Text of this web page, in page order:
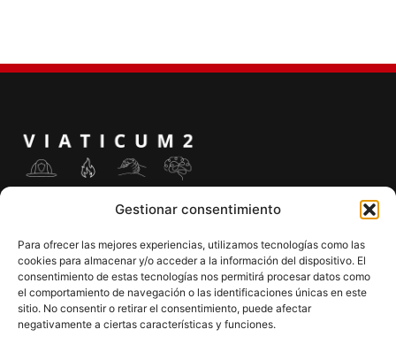
Gestionar consentimiento
Para ofrecer las mejores experiencias, utilizamos tecnologías como las
cookies para almacenar y/o acceder a la información del dispositivo. El
consentimiento de estas tecnologías nos permitirá procesar datos como
el comportamiento de navegación o las identificaciones únicas en este
sitio. No consentir o retirar el consentimiento, puede afectar
negativamente a ciertas características y funciones.
Erasmus+